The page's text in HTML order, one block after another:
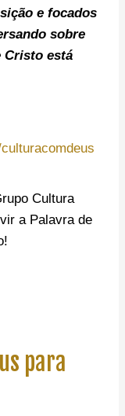
e focados
sobre
Cristo está
Cultura
a Palavra de
para